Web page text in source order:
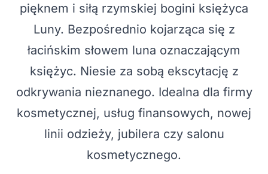
pięknem i siłą rzymskiej bogini księżyca
Luny. Bezpośrednio kojarząca się z
łacińskim słowem luna oznaczającym
księżyc. Niesie za sobą ekscytację z
odkrywania nieznanego. Idealna dla firmy
kosmetycznej, usług finansowych, nowej
linii odzieży, jubilera czy salonu
kosmetycznego.